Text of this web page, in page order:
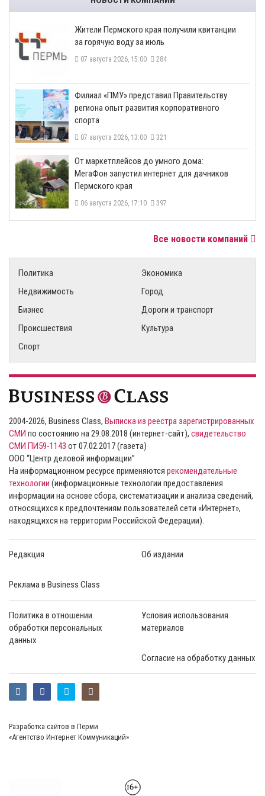
​Жители Пермского края получили квитанции
за горячую воду за июль
07 августа 2026, 15:00 284
​Филиал «ПМУ» представил Правительству
региона опыт развития корпоративного
спорта
07 августа 2026, 13:00 321
От маркетплейсов до умного дома:
МегаФон запустил интернет для дачников
Пермского края
06 августа 2026, 17:10 397
Все новости компаний
Политика
Экономика
Недвижимость
Город
Бизнес
Дороги и транспорт
Происшествия
Культура
Спорт
2004-2026, Business Class, Выписка из реестра зарегистрированных
СМИ по состоянию на 29.08.2018 (интернет-сайт), свидетельство
СМИ ПИ59-1143 от 07.02.2017 (газета)
ООО “Центр деловой информации”
На информационном ресурсе применяются рекомендательные
технологии (информационные технологии предоставления
информации на основе сбора, систематизации и анализа сведений,
относящихся к предпочтениям пользователей сети «Интернет»,
находящихся на территории Российской Федерации).
Редакция Об издании
Реклама в Business Class
Политика в отношении
обработки персональных
данных
Условия использования
материалов
Согласие на обработку данных
Разработка сайтов в Перми
«Агентство Интернет Коммуникаций»